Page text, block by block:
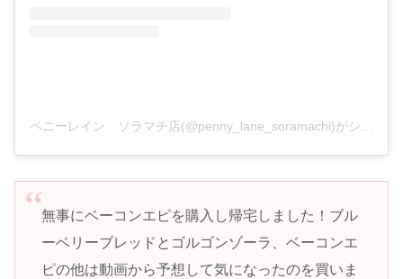
ペニーレイン ソラマチ店(@penny_lane_soramachi)がシェアした投稿
無事にベーコンエピを購入し帰宅しました！ブル
ーベリーブレッドとゴルゴンゾーラ、ベーコンエ
ピの他は動画から予想して気になったのを買いま